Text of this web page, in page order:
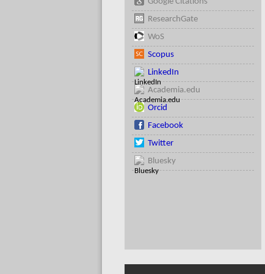
ResearchGate
WoS
Scopus
LinkedIn
Academia.edu
Orcid
Facebook
Twitter
Bluesky